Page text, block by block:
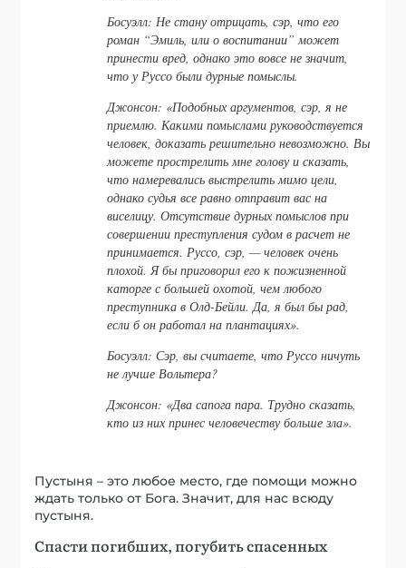
Босуэлл: Не стану отрицать, сэр, что его
роман “Эмиль, или о воспитании” может
принести вред, однако это вовсе не значит,
что у Руссо были дурные помыслы.
Джонсон: «Подобных аргументов, сэр, я не
приемлю. Какими помыслами руководствуется
человек, доказать решительно невозможно. Вы
можете прострелить мне голову и сказать,
что намеревались выстрелить мимо цели,
однако судья все равно отправит вас на
виселицу. Отсутствие дурных помыслов при
совершении преступления судом в расчет не
принимается. Руссо, сэр, — человек очень
плохой. Я бы приговорил его к пожизненной
каторге с большей охотой, чем любого
преступника в Олд-Бейли. Да, я был бы рад,
если б он работал на плантациях».
Босуэлл: Сэр, вы считаете, что Руссо ничуть
не лучше Вольтера?
Джонсон: «Два сапога пара. Трудно сказать,
кто из них принес человечеству больше зла».
Пустыня – это любое место, где помощи можно
ждать только от Бога. Значит, для нас всюду
пустыня.
Спасти погибших, погубить спасенных